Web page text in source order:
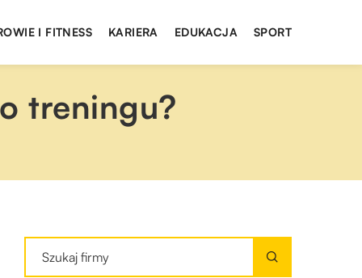
I FITNESS KARIERA EDUKACJA SPORT
treningu?